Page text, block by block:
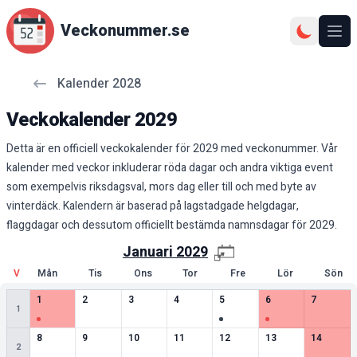
Veckonummer.se
Kalender 2028
Veckokalender2029
Detta är en officiell veckokalender för 2029 med veckonummer. Vår
kalender med veckor inkluderar röda dagar och andra viktiga event
som exempelvis riksdagsval, mors dag eller till och med byte av
vinterdäck. Kalendern är baserad på lagstadgade helgdagar,
flaggdagar och dessutom officiellt bestämda namnsdagar för 2029.
Januari2029
V Mån Tis Ons Tor Fre Lör Sön
1
11 speciella datum
2
0speciella datum
3
0speciella datum
4
0speciella datum
5
1speciella datum
6
1speciella datum
7
0
2
8
0speciella datum
9
0speciella datum
10
0speciella datum
11
0speciella datum
12
0speciella datum
13
0speciella datum
14
0